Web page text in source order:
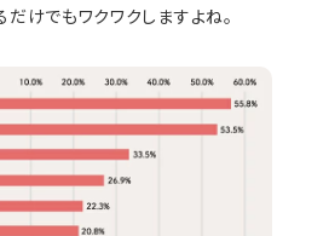
けでもワクワクしますよね。